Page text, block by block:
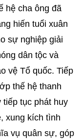
hệ cha ông đã
hiến tuổi xuân
sự nghiệp giải
dân tộc và
vệ Tổ quốc. Tiếp
thế hệ thanh
tục phát huy
xung kích tình
vụ quân sự, góp